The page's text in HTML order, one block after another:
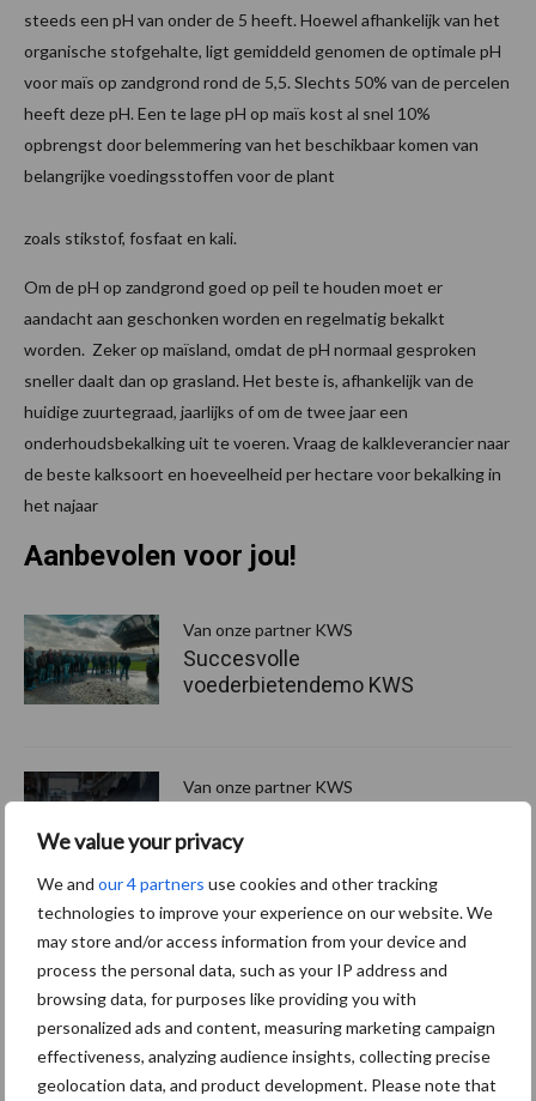
We value your privacy
We and our 4 partners use cookies and other tracking
technologies to improve your experience on our website. We
may store and/or access information from your device and
process the personal data, such as your IP address and
browsing data, for purposes like providing you with
personalized ads and content, measuring marketing campaign
effectiveness, analyzing audience insights, collecting precise
geolocation data, and product development. Please note that
steeds een pH van onder de 5 heeft. Hoewel afhankelijk van het
organische stofgehalte, ligt gemiddeld genomen de optimale pH
voor maïs op zandgrond rond de 5,5. Slechts 50% van de percelen
heeft deze pH. Een te lage pH op maïs kost al snel 10%
opbrengst door belemmering van het beschikbaar komen van
belangrijke voedingsstoffen voor de plant
zoals stikstof, fosfaat en kali.
Om de pH op zandgrond goed op peil te houden moet er
aandacht aan geschonken worden en regelmatig bekalkt
worden. Zeker op maïsland, omdat de pH normaal gesproken
sneller daalt dan op grasland. Het beste is, afhankelijk van de
huidige zuurtegraad, jaarlijks of om de twee jaar een
onderhoudsbekalking uit te voeren. Vraag de kalkleverancier naar
de beste kalksoort en hoeveelheid per hectare voor bekalking in
het najaar
Aanbevolen voor jou!
Van onze partner KWS
Succesvolle
voederbietendemo KWS
Van onze partner KWS
Aanbevelende Rassenlijst
Van onze partner KWS
De nieuwste
proefveldresultaten
bevestigen: nieuwe
maïsrassen zijn vroeger en
beter